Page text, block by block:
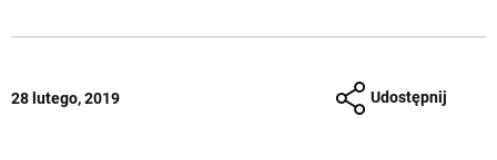
28 lutego, 2019 Udostępnij